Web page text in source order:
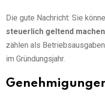
Die gute Nachricht: Sie
steuerlich geltend machen
zählen als
im Gründungsjahr.